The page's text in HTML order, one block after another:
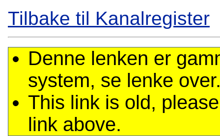
Tilbake til Kanalregister
Denne lenken er
system, se lenke
This link is old,
link above.